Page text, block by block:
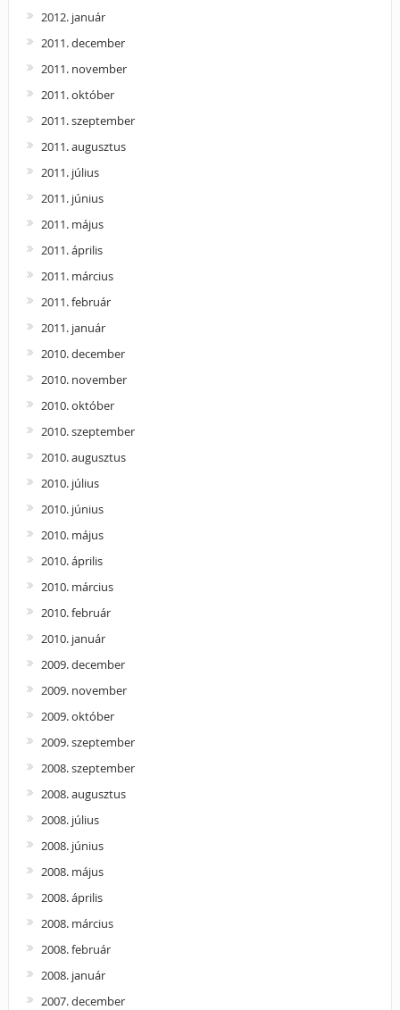
2012. január
2011. december
2011. november
2011. október
2011. szeptember
2011. augusztus
2011. július
2011. június
2011. május
2011. április
2011. március
2011. február
2011. január
2010. december
2010. november
2010. október
2010. szeptember
2010. augusztus
2010. július
2010. június
2010. május
2010. április
2010. március
2010. február
2010. január
2009. december
2009. november
2009. október
2009. szeptember
2008. szeptember
2008. augusztus
2008. július
2008. június
2008. május
2008. április
2008. március
2008. február
2008. január
2007. december